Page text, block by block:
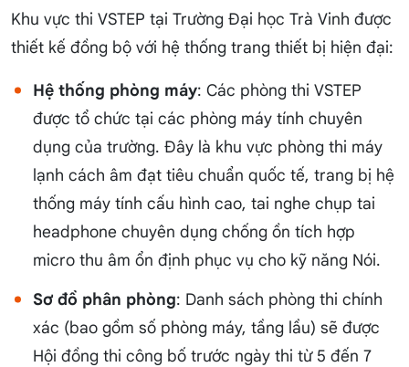
Khu vực thi VSTEP tại Trường Đại học Trà Vinh được
thiết kế đồng bộ với hệ thống trang thiết bị hiện đại:
Hệ thống phòng máy: Các phòng thi VSTEP
được tổ chức tại các phòng máy tính chuyên
dụng của trường. Đây là khu vực phòng thi máy
lạnh cách âm đạt tiêu chuẩn quốc tế, trang bị hệ
thống máy tính cấu hình cao, tai nghe chụp tai
headphone chuyên dụng chống ồn tích hợp
micro thu âm ổn định phục vụ cho kỹ năng Nói.
Sơ đồ phân phòng: Danh sách phòng thi chính
xác (bao gồm số phòng máy, tầng lầu) sẽ được
Hội đồng thi công bố trước ngày thi từ 5 đến 7